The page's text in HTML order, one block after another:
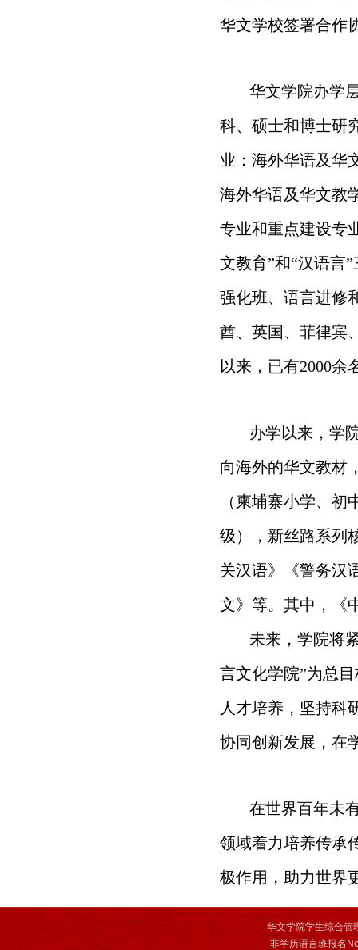
华文学校签署合作
华文学院办学
科、硕士和博士研
业：海外华语及华
海外华语及华文教
专业和重点建设专
文教育”和“汉语言
强化班、语言进修
酋、英国、菲律宾
以来，已有2000余
办学以来，学
向海外的华文教材
（柬埔寨小学、
级），新丝路系列
关汉语》《警务汉
文》等。其中，《
未来，学院将
言文化学院”为总
人才培养，坚持科
协同创新发展，在
在世界百年未
领域着力培养传承
极作用，助力世界
华文学院学生综合管
非学历语言班报名